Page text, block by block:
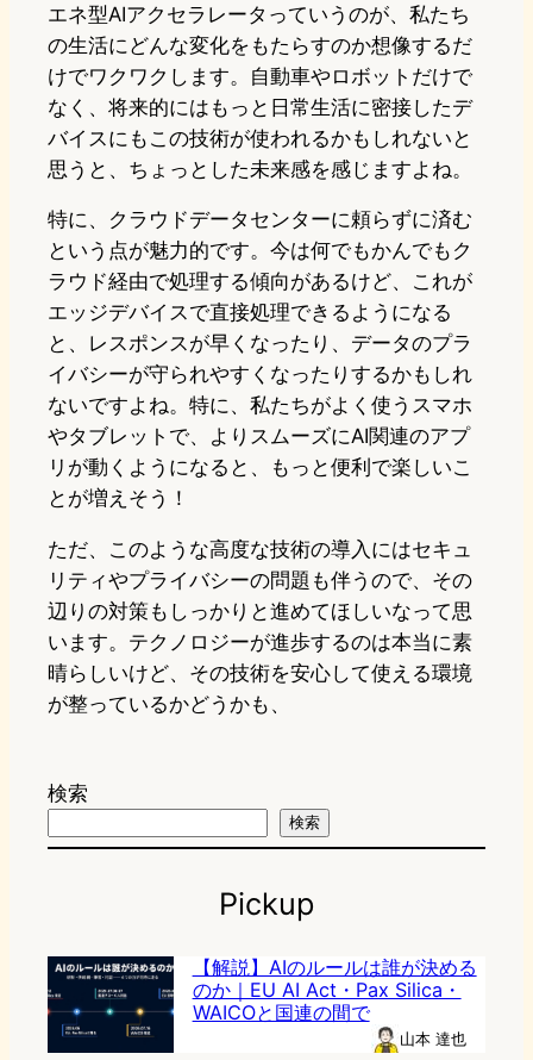
エネ型AIアクセラレータっていうのが、私たち
の生活にどんな変化をもたらすのか想像するだ
けでワクワクします。自動車やロボットだけで
なく、将来的にはもっと日常生活に密接したデ
バイスにもこの技術が使われるかもしれないと
思うと、ちょっとした未来感を感じますよね。
特に、クラウドデータセンターに頼らずに済む
という点が魅力的です。今は何でもかんでもク
ラウド経由で処理する傾向があるけど、これが
エッジデバイスで直接処理できるようになる
と、レスポンスが早くなったり、データのプラ
イバシーが守られやすくなったりするかもしれ
ないですよね。特に、私たちがよく使うスマホ
やタブレットで、よりスムーズにAI関連のアプ
リが動くようになると、もっと便利で楽しいこ
とが増えそう！
ただ、このような高度な技術の導入にはセキュ
リティやプライバシーの問題も伴うので、その
辺りの対策もしっかりと進めてほしいなって思
います。テクノロジーが進歩するのは本当に素
晴らしいけど、その技術を安心して使える環境
が整っているかどうかも、
検索
検索
Pickup
【解説】AIのルールは誰が決める
のか｜EU AI Act・Pax Silica・
WAICOと国連の間で
山本 達也